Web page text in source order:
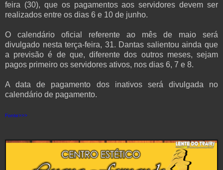
feira (30), que os pagamentos aos servidores devem ser
realizados entre os dias 6 e 10 de junho.
O calendário oficial referente ao mês de maio será
divulgado nesta terça-feira, 31. Dantas salientou ainda que
a previsão é de que, diferente dos outros meses, sejam
pagos primeiro os servidores ativos, nos dias 6, 7 e 8.
A data de pagamento dos inativos será divulgada no
calendário de pagamento.
Fonte>>>